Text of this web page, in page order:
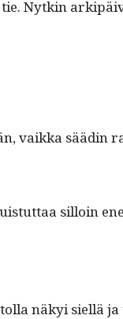
Nytkin
vaik­ka
sil­loin
näkyi siel­lä